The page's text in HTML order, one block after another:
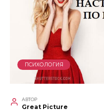
ПСИХОЛОГИЯ
АВТОР
Great Picture